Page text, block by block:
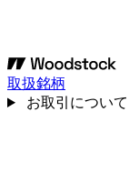
取扱銘柄
お取引について